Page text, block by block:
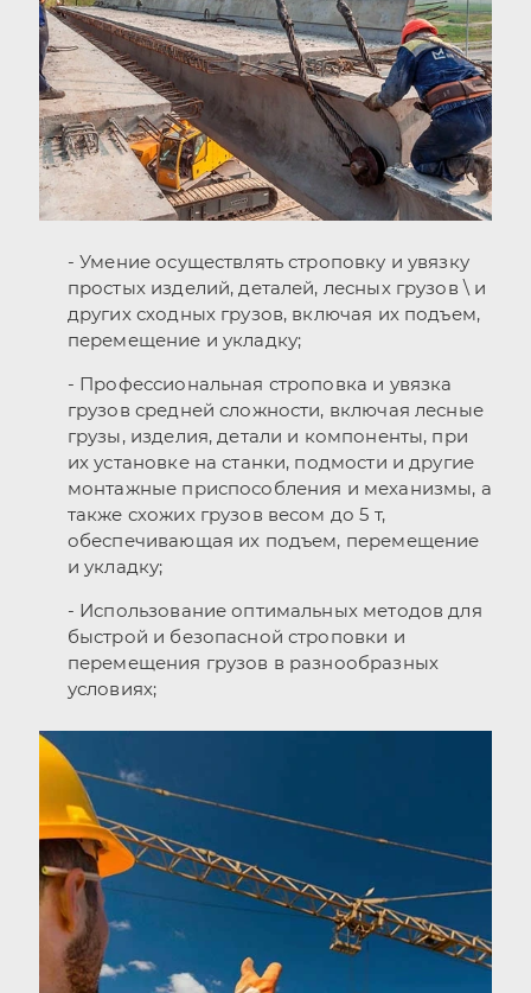
- Умение осуществлять строповку и увязку
простых изделий, деталей, лесных грузов \ и
других сходных грузов, включая их подъем,
перемещение и укладку;
- Профессиональная строповка и увязка
грузов средней сложности, включая лесные
грузы, изделия, детали и компоненты, при
их установке на станки, подмости и другие
монтажные приспособления и механизмы, а
также схожих грузов весом до 5 т,
обеспечивающая их подъем, перемещение
и укладку;
- Использование оптимальных методов для
быстрой и безопасной строповки и
перемещения грузов в разнообразных
условиях;